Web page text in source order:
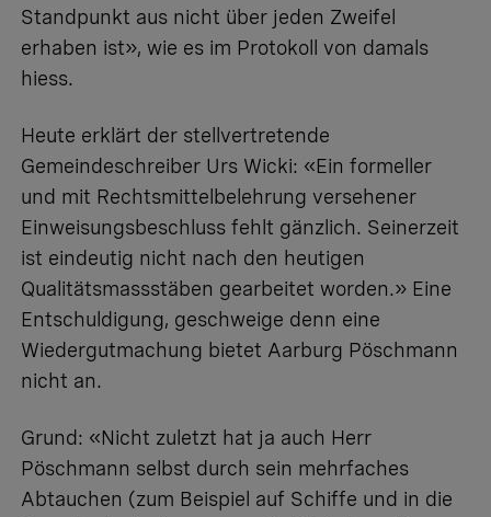
Standpunkt aus nicht über jeden Zweifel
erhaben ist», wie es im Protokoll von damals
hiess.
Heute erklärt der stellvertretende
Gemeindeschreiber Urs Wicki: «Ein formeller
und mit Rechtsmittelbelehrung versehener
Einweisungsbeschluss fehlt gänzlich. Seinerzeit
ist eindeutig nicht nach den heutigen
Qualitätsmassstäben gearbeitet worden.» Eine
Entschuldigung, geschweige denn eine
Wiedergutmachung bietet Aarburg Pöschmann
nicht an.
Grund: «Nicht zuletzt hat ja auch Herr
Pöschmann selbst durch sein mehrfaches
Abtauchen (zum Beispiel auf Schiffe und in die